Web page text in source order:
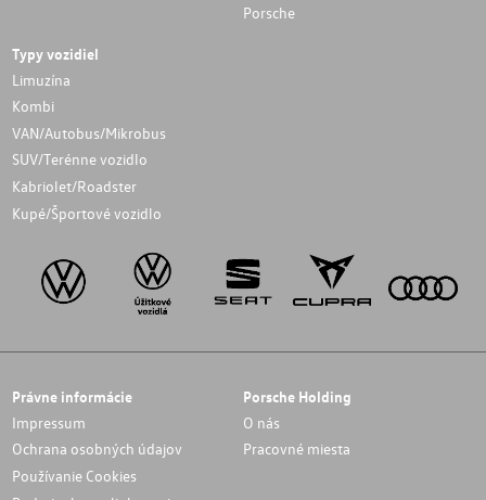
Porsche
Typy vozidiel
Limuzína
Kombi
VAN/Autobus/Mikrobus
SUV/Terénne vozidlo
Kabriolet/Roadster
Kupé/Športové vozidlo
Právne informácie
Impressum
Ochrana osobných údajov
Používanie Cookies
Porsche Holding
O nás
Pracovné miesta